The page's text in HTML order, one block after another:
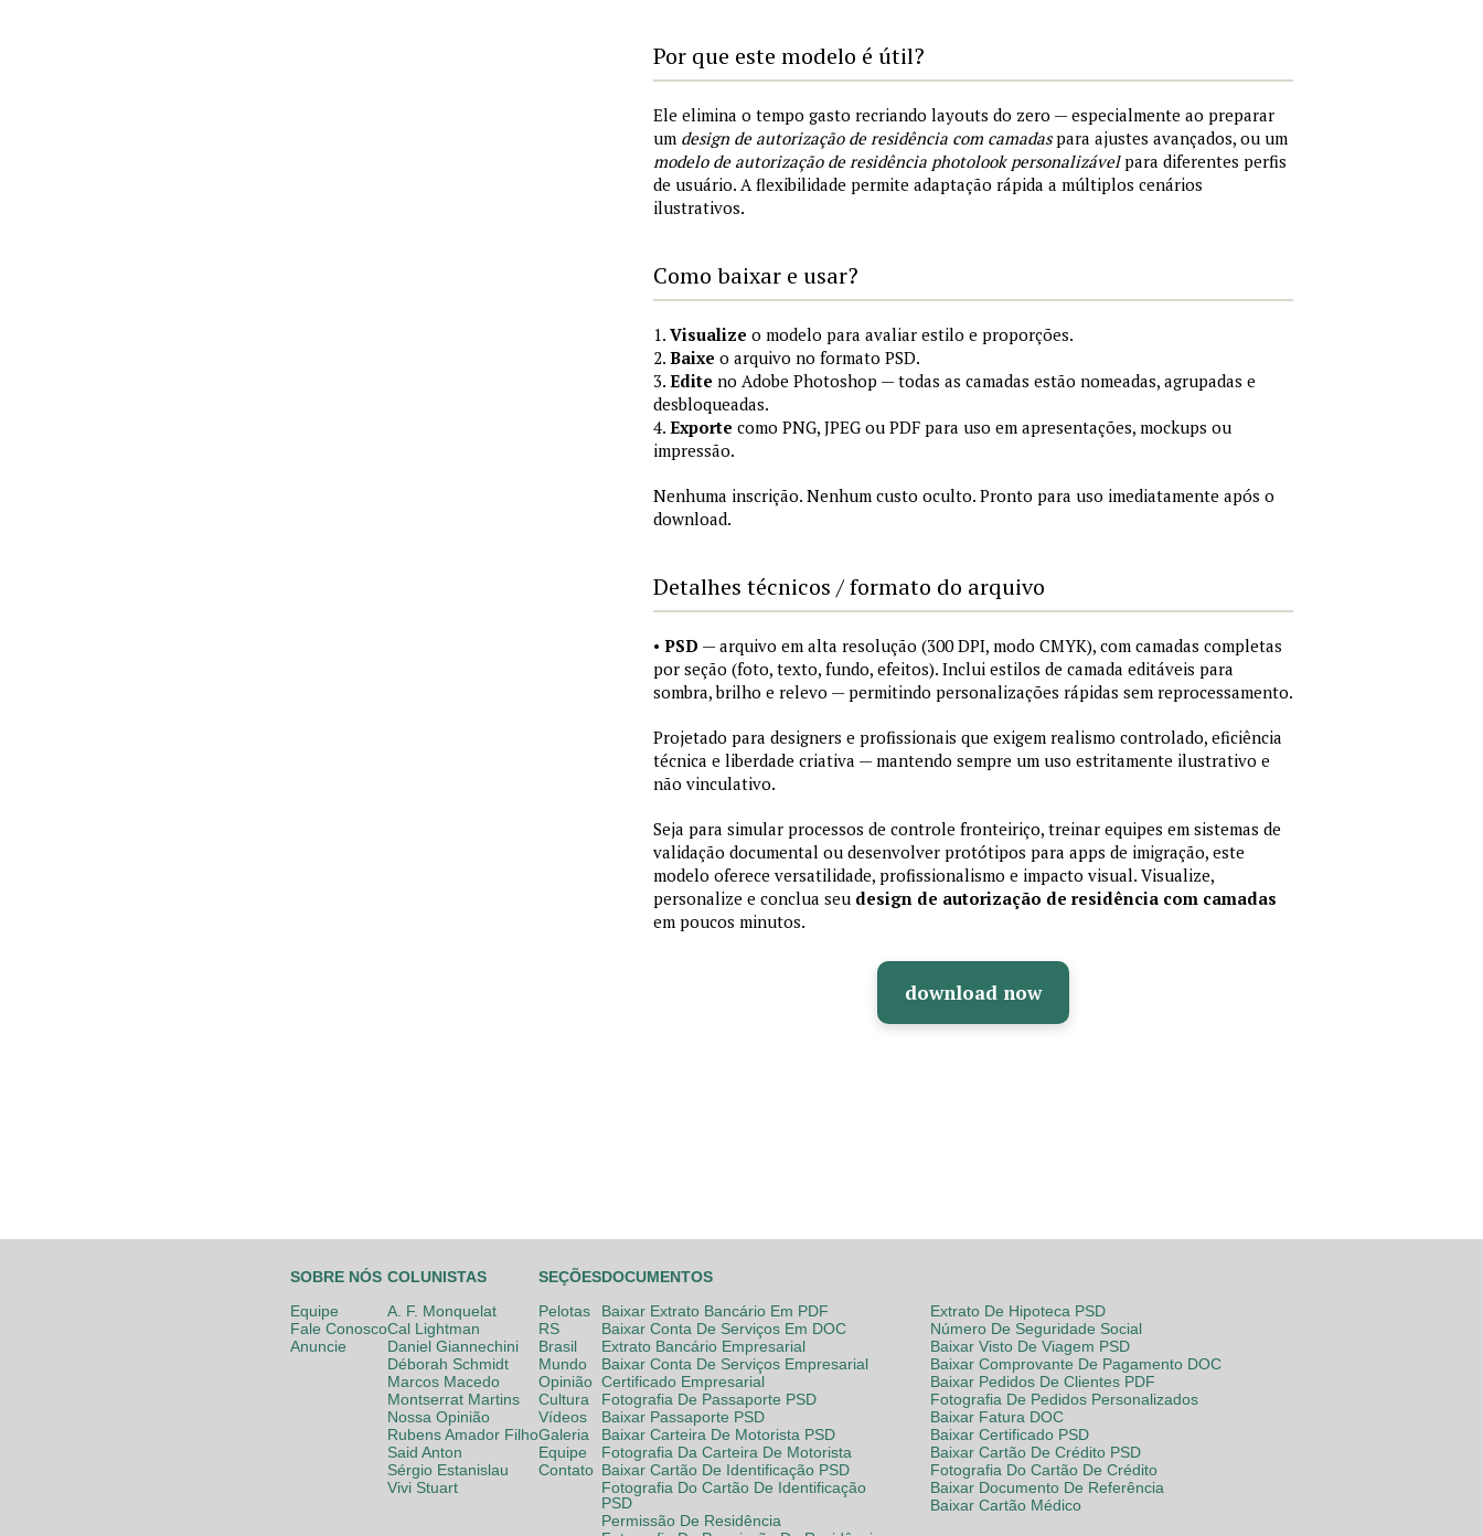
Por que este modelo é útil?
Ele elimina o tempo gasto recriando layouts do zero — especialmente ao preparar
um design de autorização de residência com camadaspara ajustes avançados, ou um
modelo de autorização de residência photolook personalizávelpara diferentes perfis
de usuário. A flexibilidade permite adaptação rápida a múltiplos cenários
ilustrativos.
Como baixar e usar?
1. Visualize o modelo para avaliar estilo e proporções.
2. Baixe o arquivo no formato PSD.
3. Edite no Adobe Photoshop — todas as camadas estão nomeadas, agrupadas e
desbloqueadas.
4. Exporte como PNG, JPEG ou PDF para uso em apresentações, mockups ou
impressão.
Nenhuma inscrição. Nenhum custo oculto. Pronto para uso imediatamente após o
download.
Detalhes técnicos / formato do arquivo
• PSD — arquivo em alta resolução (300 DPI, modo CMYK), com camadas completas
por seção (foto, texto, fundo, efeitos). Inclui estilos de camada editáveis para
sombra, brilho e relevo — permitindo personalizações rápidas sem reprocessamento.
Projetado para designers e profissionais que exigem realismo controlado, eficiência
técnica e liberdade criativa — mantendo sempre um uso estritamente ilustrativo e
não vinculativo.
Seja para simular processos de controle fronteiriço, treinar equipes em sistemas de
validação documental ou desenvolver protótipos para apps de imigração, este
modelo oferece versatilidade, profissionalismo e impacto visual. Visualize,
personalize e conclua seu design de autorização de residência com camadas
em poucos minutos.
download now
SOBRE NÓS
Equipe
Fale Conosco
Anuncie
COLUNISTAS
A. F. Monquelat
Cal Lightman
Daniel Giannechini
Déborah Schmidt
Marcos Macedo
Montserrat Martins
Nossa Opinião
Rubens Amador Filho
Said Anton
Sérgio Estanislau
Vivi Stuart
SEÇÕES
Pelotas
RS
Brasil
Mundo
Opinião
Cultura
Vídeos
Galeria
Equipe
Contato
DOCUMENTOS
Baixar Extrato Bancário Em PDF
Baixar Conta De Serviços Em DOC
Extrato Bancário Empresarial
Baixar Conta De Serviços Empresarial
Certificado Empresarial
Fotografia De Passaporte PSD
Baixar Passaporte PSD
Baixar Carteira De Motorista PSD
Fotografia Da Carteira De Motorista
Baixar Cartão De Identificação PSD
Fotografia Do Cartão De Identificação
PSD
Permissão De Residência
Extrato De Hipoteca PSD
Número De Seguridade Social
Baixar Visto De Viagem PSD
Baixar Comprovante De Pagamento DOC
Baixar Pedidos De Clientes PDF
Fotografia De Pedidos Personalizados
Baixar Fatura DOC
Baixar Certificado PSD
Baixar Cartão De Crédito PSD
Fotografia Do Cartão De Crédito
Baixar Documento De Referência
Baixar Cartão Médico